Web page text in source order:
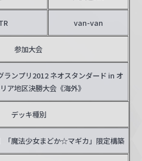
van-van
参加大会
ランプリ2012 ネオスタンダード in オ
ア地区決勝大会《海外》
デッキ種別
「魔法少女まどか☆マギカ」限定構築